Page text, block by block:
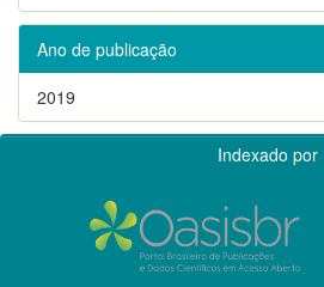
Ano de publicação
2019
Indexado por